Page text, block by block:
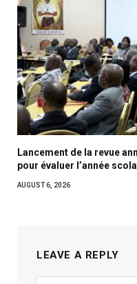
Lancement de la revue
pour évaluer l’année
AUGUST 6, 2026
LEAVE A REPLY